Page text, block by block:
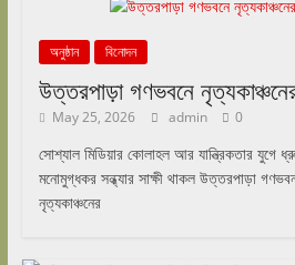
অনুষ্ঠান বিনোদন
উত্তরপাড়া গণভবনে
May 25, 2026 admin 0
সোশ্যাল মিডিয়ার কোলাহল আর যান্ত্রিকতার যুগে
মনোমুগ্ধকর সন্ধ্যার সাক্ষী থাকল উত্তরপাড়া
নৃত্যকাঞ্চনের